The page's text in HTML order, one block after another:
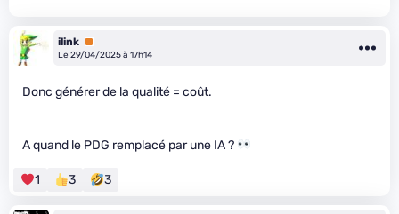
ilink Premium
Le 29/04/2025 à 17h14
Donc générer de la qualité = coût.
A quand le PDG remplacé par une IA ?
1 3 3